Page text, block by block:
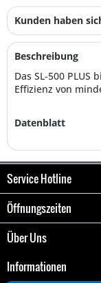
Kunden haben
Beschreibung
Das SL-500
Effizienz von
Datenblatt
Service Hotline
Öffnungszeiten
Über Uns
Informationen